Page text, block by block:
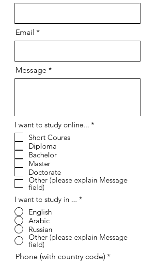
Email
Message
I want to study online... *
Short Coures
Diploma
Bachelor
Master
Doctorate
Other (please explain Message
field)
I want to study in ... *
English
Arabic
Russian
Other (please explain Message
field)
Phone (with country code)